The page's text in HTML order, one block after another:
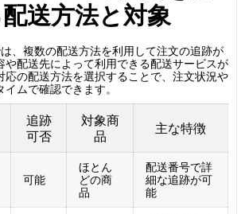
送方法と対象
、複数の配送方法を利用して注文の追跡が
や配送先によって利用できる配送サービスが
応の配送方法を選択することで、注文状況や
ムで確認できます。
追跡
可否
対象商
品
主な特徴
可能
ほとん
どの商
品
配送番号で詳
細な追跡が可
能